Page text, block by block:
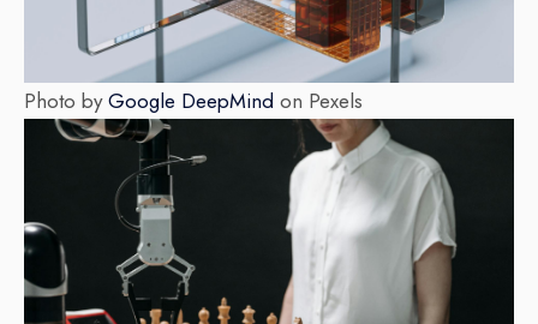
Photo byGoogle DeepMind on Pexels